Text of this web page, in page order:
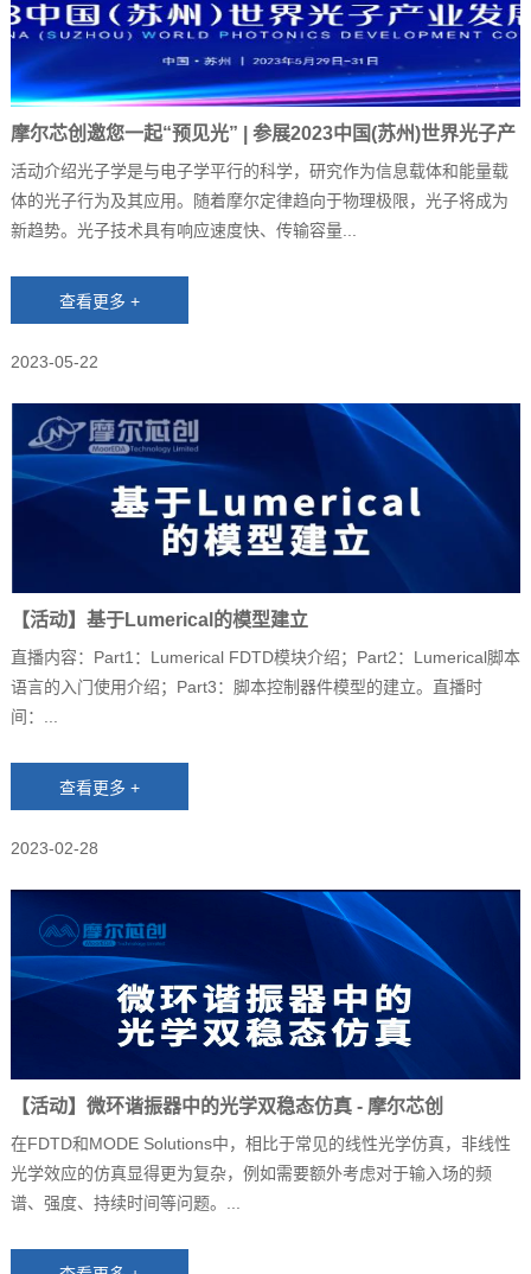
摩尔芯创邀您一起“预见光” | 参展2023中国(苏州)世界光子产
业发展大会
活动介绍光子学是与电子学平行的科学，研究作为信息载体和能量载
体的光子行为及其应用。随着摩尔定律趋向于物理极限，光子将成为
新趋势。光子技术具有响应速度快、传输容量...
2023-05-22
【活动】基于Lumerical的模型建立
直播内容：Part1：Lumerical FDTD模块介绍；Part2：Lumerical脚本
语言的入门使用介绍；Part3：脚本控制器件模型的建立。直播时
间：...
2023-02-28
【活动】微环谐振器中的光学双稳态仿真 - 摩尔芯创
在FDTD和MODE Solutions中，相比于常见的线性光学仿真，非线性
光学效应的仿真显得更为复杂，例如需要额外考虑对于输入场的频
谱、强度、持续时间等问题。...